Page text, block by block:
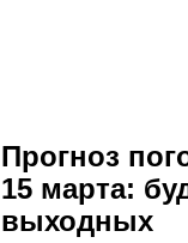
Прогноз
15 марта:
выходных